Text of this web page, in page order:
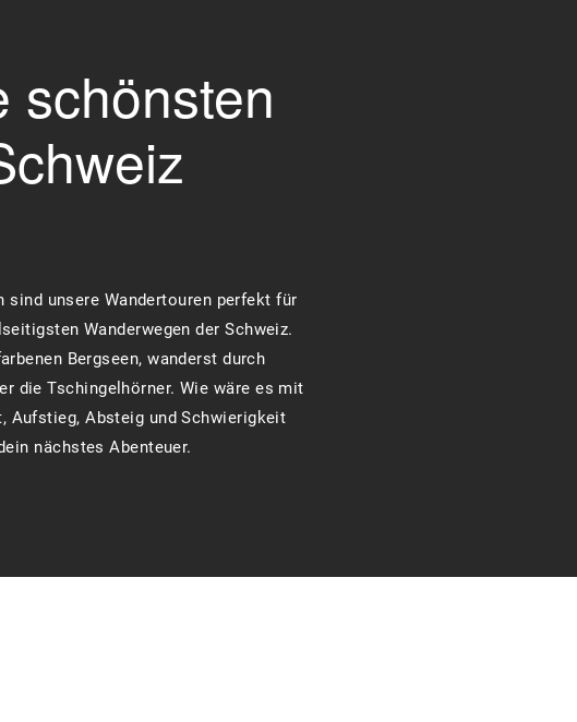
schönsten
unsere Wandertouren perfekt für
Wanderwegen der Schweiz.
Bergseen, wanderst durch
die Tschingelhörner. Wie wäre es mit
Aufstieg, Absteig und Schwierigkeit
nächstes Abenteuer.